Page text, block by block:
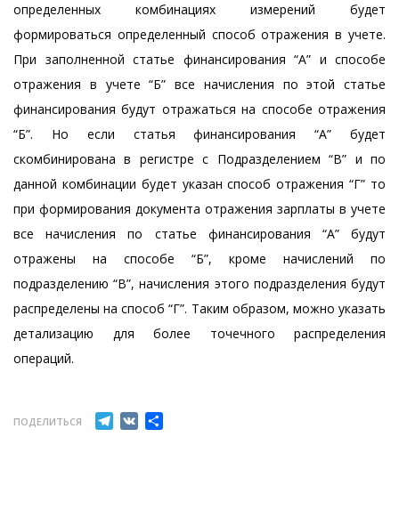
определенных комбинациях измерений будет
формироваться определенный способ отражения в учете.
При заполненной статье финансирования “А” и способе
отражения в учете “Б” все начисления по этой статье
финансирования будут отражаться на способе отражения
“Б”. Но если статья финансирования “А” будет
скомбинирована в регистре с Подразделением “В” и по
данной комбинации будет указан способ отражения “Г” то
при формирования документа отражения зарплаты в учете
все начисления по статье финансирования “А” будут
отражены на способе “Б”, кроме начислений по
подразделению “В”, начисления этого подразделения будут
распределены на способ “Г”. Таким образом, можно указать
детализацию для более точечного распределения
операций.
ПОДЕЛИТЬСЯ Telegram
VK